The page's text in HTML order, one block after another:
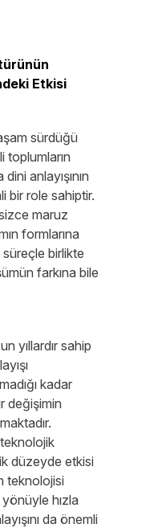
Etkisi
sürdüğü
toplumların
anlayışının
bir role sahiptir.
maruz
formlarına
birlikte
farkına bile
yıllardır sahip
kadar
değişimin
teknolojik
düzeyde etkisi
teknolojisi
hızla
da önemli